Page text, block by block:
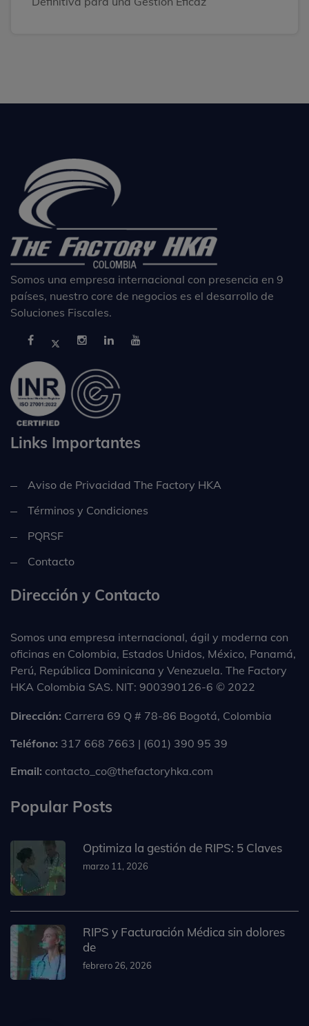
Somos una empresa internacional con presencia en 9
países, nuestro core de negocios es el desarrollo de
Soluciones Fiscales.
Links Importantes
Aviso de Privacidad The Factory HKA
Términos y Condiciones
PQRSF
Contacto
Dirección y Contacto
Somos una empresa internacional, ágil y moderna con
oficinas en Colombia, Estados Unidos, México, Panamá,
Perú, República Dominicana y Venezuela. The Factory
HKA Colombia SAS. NIT: 900390126-6 © 2022
Dirección: Carrera 69 Q # 78-86 Bogotá, Colombia
Teléfono: 317 668 7663 | (601) 390 95 39
Email: contacto_co@thefactoryhka.com
Popular Posts
Optimiza la gestión de RIPS: 5 Claves
marzo 11, 2026
RIPS y Facturación Médica sin dolores
de
febrero 26, 2026